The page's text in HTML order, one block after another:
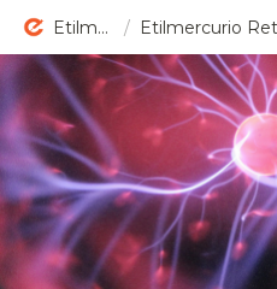
Etilmercurio /